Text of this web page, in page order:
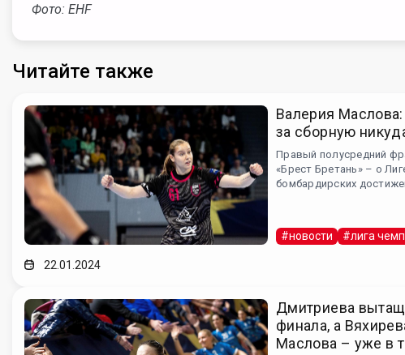
Фото: EHF
Читайте также
Валерия
за сборную
Правый полусредний
«Брест Бретань» – о
бомбардирских
#новости #лига
22.01.2024
Дмитриева
финала, а
Маслова – уже в